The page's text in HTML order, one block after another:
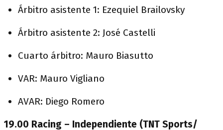
Árbitro asistente 1: Ezequiel Brailovsky
Árbitro asistente 2: José Castelli
Cuarto árbitro: Mauro Biasutto
VAR: Mauro Vigliano
AVAR: Diego Romero
19.00 Racing – Independiente (TNT Sports/